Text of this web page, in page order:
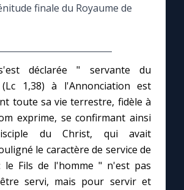
Lisieux
finale du Royaume de
déclarée " servante du
1,38) à l'Annonciation est
toute sa vie terrestre, fidèle à
exprime, se confirmant ainsi
du Christ, qui avait
le caractère de service de
le Fils de l'homme " n'est pas
servi, mais pour servir et